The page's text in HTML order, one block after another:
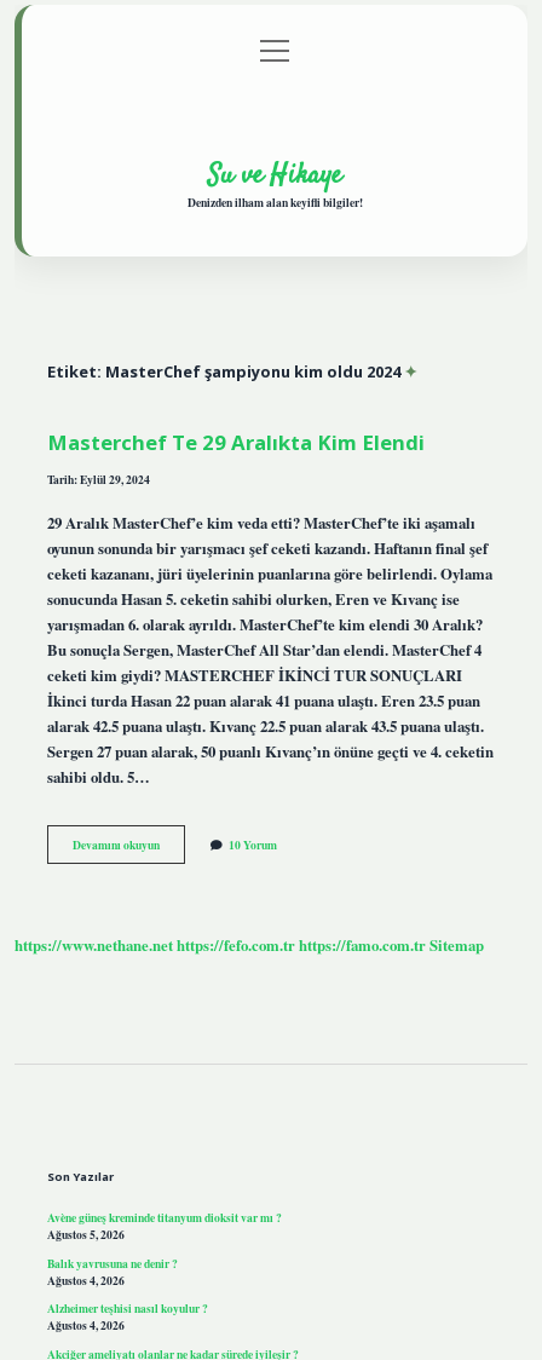
Gizlilik Politikası
menüyü
aç
Su ve Hikaye
Denizden ilham alan keyifli bilgiler!
Etiket: MasterChef şampiyonu kim oldu 2024
Masterchef Te 29 Aralıkta Kim Elendi
Tarih: Eylül 29, 2024
29 Aralık MasterChef’e kim veda etti? MasterChef’te iki aşamalı
oyunun sonunda bir yarışmacı şef ceketi kazandı. Haftanın final şef
ceketi kazananı, jüri üyelerinin puanlarına göre belirlendi. Oylama
sonucunda Hasan 5. ceketin sahibi olurken, Eren ve Kıvanç ise
yarışmadan 6. olarak ayrıldı. MasterChef’te kim elendi 30 Aralık?
Bu sonuçla Sergen, MasterChef All Star’dan elendi. MasterChef 4
ceketi kim giydi? MASTERCHEF İKİNCİ TUR SONUÇLARI
İkinci turda Hasan 22 puan alarak 41 puana ulaştı. Eren 23.5 puan
alarak 42.5 puana ulaştı. Kıvanç 22.5 puan alarak 43.5 puana ulaştı.
Sergen 27 puan alarak, 50 puanlı Kıvanç’ın önüne geçti ve 4. ceketin
sahibi oldu. 5…
Devamını okuyunMasterchef
Te
10 Yorum
https://www.nethane.nethttps://fefo.com.trhttps://famo.com.trSitemap
Son Yazılar
Avène güneş kreminde titanyum dioksit var mı ?
Ağustos 5, 2026
Balık yavrusuna ne denir ?
Ağustos 4, 2026
Alzheimer teşhisi nasıl koyulur ?
Ağustos 4, 2026
Akciğer ameliyatı olanlar ne kadar sürede iyileşir ?